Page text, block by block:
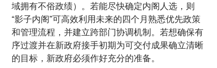
域拥有不俗政绩）。若能尽快确定内阁人选，则
“影子内阁”可高效利用未来的四个月熟悉优先政策
和管理流程，并建立跨部门协调机制。若想确保有
序过渡并在新政府接手初期为可交付成果确立清晰
的目标，新政府必须作好充分的准备。